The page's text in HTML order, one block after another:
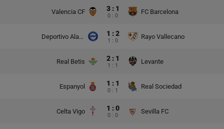
Valencia CF 3 : 1
0 : 0
FC Barcelona
Deportivo Alaves 1 : 2
1 : 0
Rayo Vallecano
Real Betis 2 : 1
1 : 1
Levante
Espanyol 1 : 1
0 : 1
Real Sociedad
Celta Vigo 1 : 0
0 : 0
Sevilla FC